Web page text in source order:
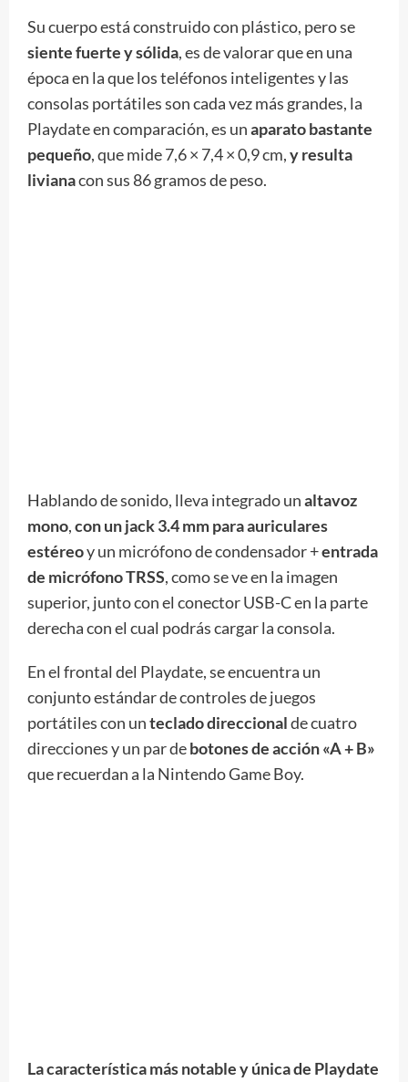
Su cuerpo está construido con plástico, pero se
siente fuerte y sólida, es de valorar que en una
época en la que los teléfonos inteligentes y las
consolas portátiles son cada vez más grandes, la
Playdate en comparación, es unaparato bastante
pequeño, que mide 7,6 × 7,4 × 0,9 cm,y resulta
livianacon sus 86 gramos de peso.
Hablando de sonido, lleva integrado unaltavoz
mono,con un jack 3.4 mm para auriculares
estéreoy un micrófono de condensador +entrada
de micrófono TRSS, como se ve en la imagen
superior, junto con el conector USB-C en la parte
derecha con el cual podrás cargar la consola.
En el frontal del Playdate, se encuentra un
conjunto estándar de controles de juegos
portátiles con unteclado direccionalde cuatro
direcciones y un par debotones de acción «A + B»
que recuerdan a la Nintendo Game Boy.
La característica más notable y única de Playdate